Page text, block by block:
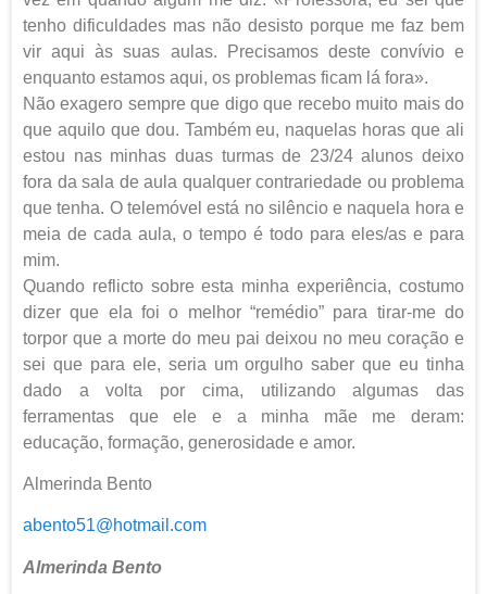
tenho dificuldades mas não desisto porque me faz bem
vir aqui às suas aulas. Precisamos deste convívio e
enquanto estamos aqui, os problemas ficam lá fora».
Não exagero sempre que digo que recebo muito mais do
que aquilo que dou. Também eu, naquelas horas que ali
estou nas minhas duas turmas de 23/24 alunos deixo
fora da sala de aula qualquer contrariedade ou problema
que tenha. O telemóvel está no silêncio e naquela hora e
meia de cada aula, o tempo é todo para eles/as e para
mim.
Quando reflicto sobre esta minha experiência, costumo
dizer que ela foi o melhor “remédio” para tirar-me do
torpor que a morte do meu pai deixou no meu coração e
sei que para ele, seria um orgulho saber que eu tinha
dado a volta por cima, utilizando algumas das
ferramentas que ele e a minha mãe me deram:
educação, formação, generosidade e amor.
Almerinda Bento
abento51@hotmail.com
Almerinda Bento